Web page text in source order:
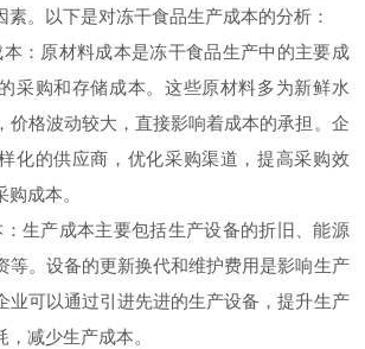
素。以下是对冻干食品生产成本的分析：
原材料成本是冻干食品生产中的主要成
采购和存储成本。这些原材料多为新鲜水
价格波动较大，直接影响着成本的承担。企
化的供应商，优化采购渠道，提高采购效
成本。
产成本主要包括生产设备的折旧、能源
等。设备的更新换代和维护费用是影响生产
业可以通过引进先进的生产设备，提升生产
减少生产成本。